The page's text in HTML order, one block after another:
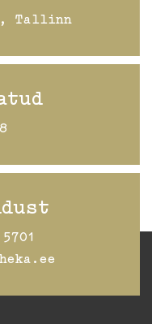
Tallinn